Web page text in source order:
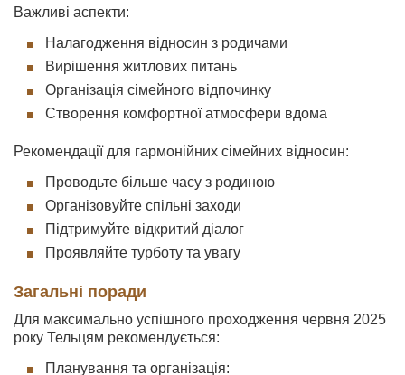
Важливі аспекти:
Налагодження відносин з родичами
Вирішення житлових питань
Організація сімейного відпочинку
Створення комфортної атмосфери вдома
Рекомендації для гармонійних сімейних відносин:
Проводьте більше часу з родиною
Організовуйте спільні заходи
Підтримуйте відкритий діалог
Проявляйте турботу та увагу
Загальні поради
Для максимально успішного проходження червня 2025
року Тельцям рекомендується:
Планування та організація: